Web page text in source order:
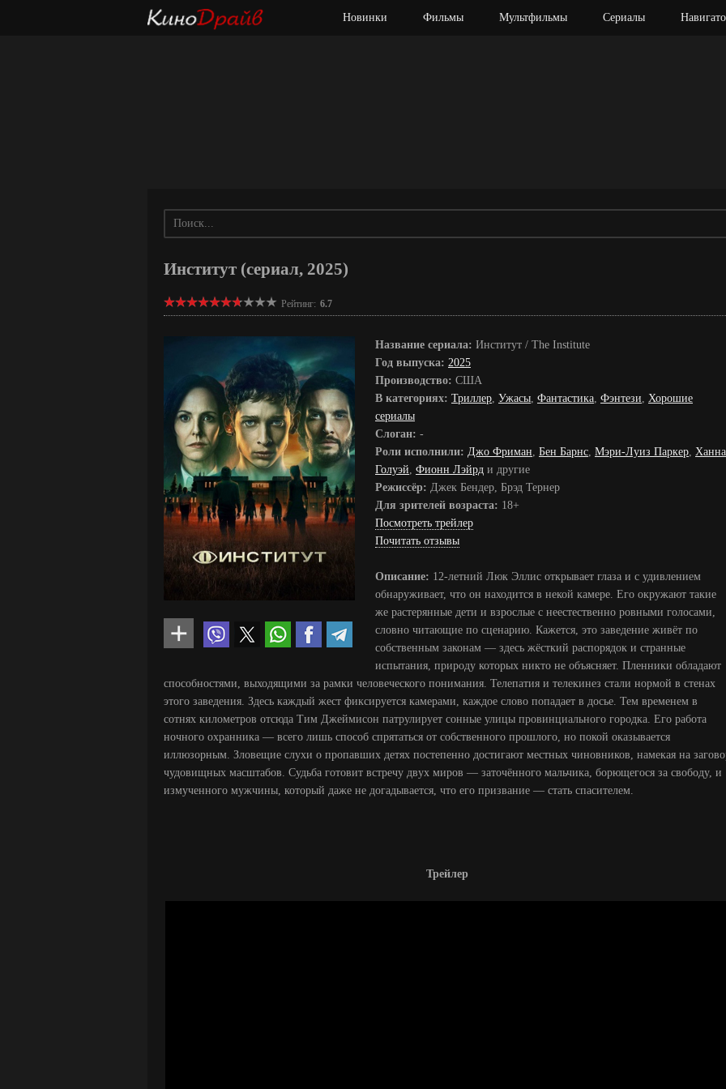
Новинки Фильмы Мультфильмы Сериалы
Институт (сериал, 2025)
Рейтинг: 6.7
Название сериала: Институт / The Institute
Год выпуска: 2025
Производство: США
В категориях: Триллер, Ужасы, Фантастика, Фэнтези, Хорошие
сериалы
Слоган: -
Роли исполнили: Джо Фриман, Бен Барнс, Мэри-Луиз Паркер, Ханна
Голуэй, Фионн Лэйрд и другие
Режиссёр: Джек Бендер, Брэд Тернер
Для зрителей возраста: 18+
Посмотреть трейлер
Почитать отзывы
Описание: 12-летний Люк Эллис открывает глаза и с удивлением
обнаруживает, что он находится в некой камере. Его окружают такие
же растерянные дети и взрослые с неестественно ровными голосами,
словно читающие по сценарию. Кажется, это заведение живёт по
собственным законам — здесь жёсткий распорядок и странные
испытания, природу которых никто не объясняет. Пленники обладают
способностями, выходящими за рамки человеческого понимания. Телепатия и телекинез стали нормой в стенах
этого заведения. Здесь каждый жест фиксируется камерами, каждое слово попадает в досье. Тем временем в
сотнях километров отсюда Тим Джеймисон патрулирует сонные улицы провинциального городка. Его работа
ночного охранника — всего лишь способ спрятаться от собственного прошлого, но покой оказывается
иллюзорным. Зловещие слухи о пропавших детях постепенно достигают местных чиновников, намекая на
чудовищных масштабов. Судьба готовит встречу двух миров — заточённого мальчика, борющегося за свободу, и
измученного мужчины, который даже не догадывается, что его призвание — стать спасителем.
Трейлер